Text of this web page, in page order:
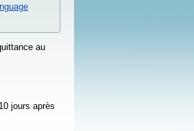
au
jours après